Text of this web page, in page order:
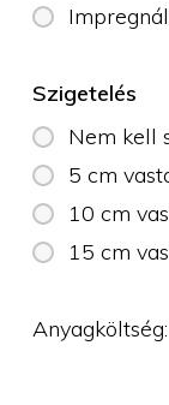
Szigetelés
Nem kell
5 cm
10 cm
15 cm